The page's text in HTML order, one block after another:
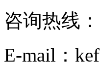
咨询热线
E-mail：